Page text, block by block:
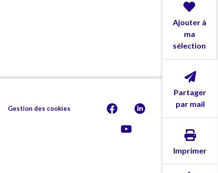
Ajouter à
ma
sélection
Partager
par mail
Imprimer
Gestion des cookies